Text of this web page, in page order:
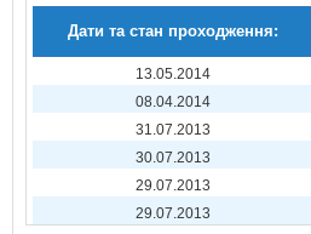
Дати та стан проходження:
13.05.2014
08.04.2014
31.07.2013
30.07.2013
29.07.2013
29.07.2013